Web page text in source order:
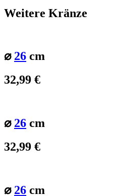
Weitere Kränze
⌀ 26 cm
32,99 €
⌀ 26 cm
32,99 €
⌀ 26 cm